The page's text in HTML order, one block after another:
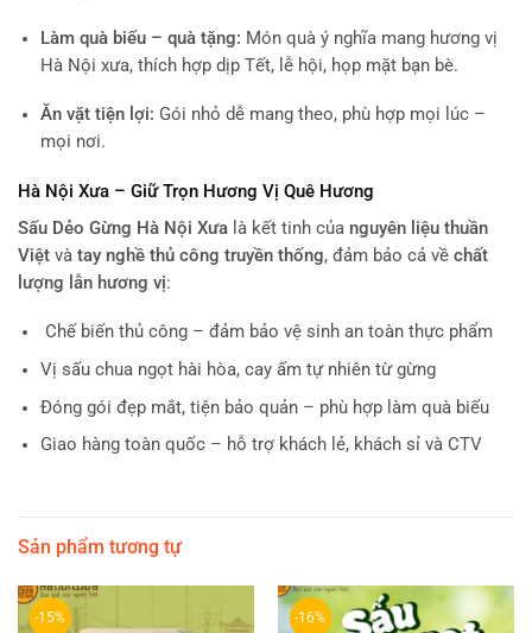
Làm quà biếu – quà tặng: Món quà ý nghĩa mang hương vị
Hà Nội xưa, thích hợp dịp Tết, lễ hội, họp mặt bạn bè.
Ăn vặt tiện lợi: Gói nhỏ dễ mang theo, phù hợp mọi lúc –
mọi nơi.
Hà Nội Xưa – Giữ Trọn Hương Vị Quê Hương
Sấu Dẻo Gừng Hà Nội Xưa là kết tinh của nguyên liệu thuần
Việt và tay nghề thủ công truyền thống, đảm bảo cả về chất
lượng lẫn hương vị:
Chế biến thủ công – đảm bảo vệ sinh an toàn thực phẩm
Vị sấu chua ngọt hài hòa, cay ấm tự nhiên từ gừng
Đóng gói đẹp mắt, tiện bảo quản – phù hợp làm quà biếu
Giao hàng toàn quốc – hỗ trợ khách lẻ, khách sỉ và CTV
Sản phẩm tương tự
-15% -16%